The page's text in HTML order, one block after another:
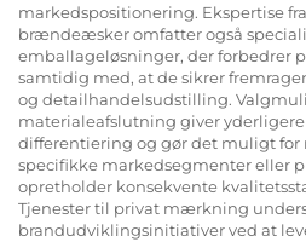
markedspositionering. Ekspertise
brændeæsker omfatter også
emballageløsninger, der forbedrer
samtidig med, at de sikrer
og detailhandelsudstilling.
materialeafslutning giver
differentiering og gør det muligt
specifikke markedsegmenter eller
opretholder konsekvente
Tjenester til privat mærkning
brandudviklingsinitiativer ved at